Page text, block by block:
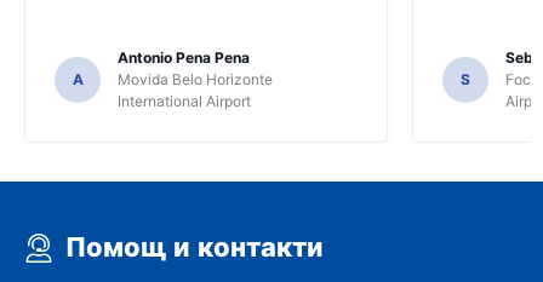
A
Antonio Pena Pena
Movida Belo Horizonte
International Airport
S
Foco
Помощ и контакти